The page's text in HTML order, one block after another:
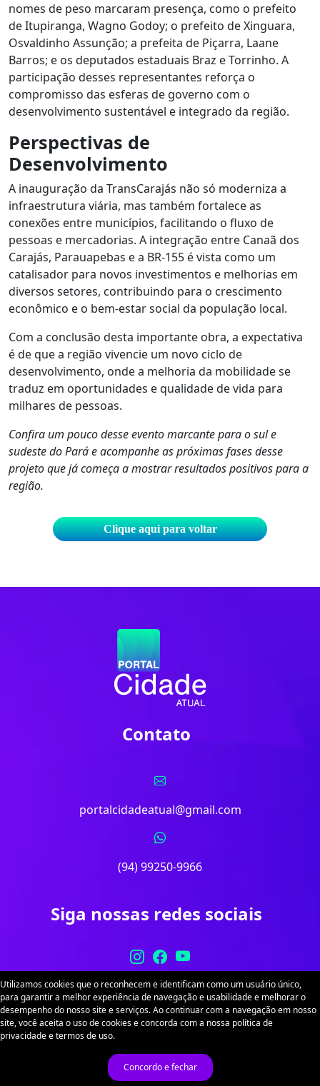
nomes de peso marcaram presença, como o prefeito
de Itupiranga, Wagno Godoy; o prefeito de Xinguara,
Osvaldinho Assunção; a prefeita de Piçarra, Laane
Barros; e os deputados estaduais Braz e Torrinho. A
participação desses representantes reforça o
compromisso das esferas de governo com o
desenvolvimento sustentável e integrado da região.
Perspectivas de
Desenvolvimento
A inauguração da TransCarajás não só moderniza a
infraestrutura viária, mas também fortalece as
conexões entre municípios, facilitando o fluxo de
pessoas e mercadorias. A integração entre Canaã dos
Carajás, Parauapebas e a BR-155 é vista como um
catalisador para novos investimentos e melhorias em
diversos setores, contribuindo para o crescimento
econômico e o bem-estar social da população local.
Com a conclusão desta importante obra, a expectativa
é de que a região vivencie um novo ciclo de
desenvolvimento, onde a melhoria da mobilidade se
traduz em oportunidades e qualidade de vida para
milhares de pessoas.
Confira um pouco desse evento marcante para o sul e
sudeste do Pará e acompanhe as próximas fases desse
projeto que já começa a mostrar resultados positivos para a
região.
Clique aqui para voltar
Contato
portalcidadeatual@gmail.com
(94) 99250-9966
Siga nossas redes sociais
Portal Cidade Atual. Desenvolvido por Sitex
os direitos reservados.Política de Privacidade
Termos de Uso
Utilizamos cookies que o reconhecem e identificam como um usuário único,
para garantir a melhor experiência de navegação e usabilidade e melhorar o
desempenho do nosso site e serviços. Ao continuar com a navegação em nosso
site, você aceita o uso de cookies e concorda com a nossa política de
privacidade e termos de uso.
Concordo e fechar